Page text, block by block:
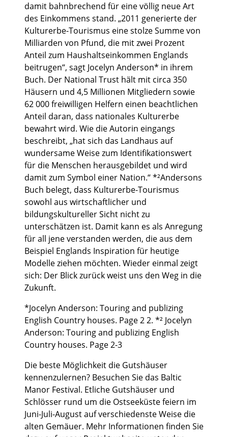
damit bahnbrechend für eine völlig neue Art
des Einkommens stand. „2011 generierte der
Kulturerbe-Tourismus eine stolze Summe von
Milliarden von Pfund, die mit zwei Prozent
Anteil zum Haushaltseinkommen Englands
beitrugen“, sagt Jocelyn Anderson* in ihrem
Buch. Der National Trust hält mit circa 350
Häusern und 4,5 Millionen Mitgliedern sowie
62 000 freiwilligen Helfern einen beachtlichen
Anteil daran, dass nationales Kulturerbe
bewahrt wird. Wie die Autorin eingangs
beschreibt, „hat sich das Landhaus auf
wundersame Weise zum Identifikationswert
für die Menschen herausgebildet und wird
damit zum Symbol einer Nation.“ *²Andersons
Buch belegt, dass Kulturerbe-Tourismus
sowohl aus wirtschaftlicher und
bildungskultureller Sicht nicht zu
unterschätzen ist. Damit kann es als Anregung
für all jene verstanden werden, die aus dem
Beispiel Englands Inspiration für heutige
Modelle ziehen möchten. Wieder einmal zeigt
sich: Der Blick zurück weist uns den Weg in die
Zukunft.
*Jocelyn Anderson: Touring and publizing
English Country houses. Page 2 2. *² Jocelyn
Anderson: Touring and publizing English
Country houses. Page 2-3
Die beste Möglichkeit die Gutshäuser
kennenzulernen? Besuchen Sie das Baltic
Manor Festival. Etliche Gutshäuser und
Schlösser rund um die Ostseeküste feiern im
Juni-Juli-August auf verschiedenste Weise die
alten Gemäuer. Mehr Informationen finden Sie